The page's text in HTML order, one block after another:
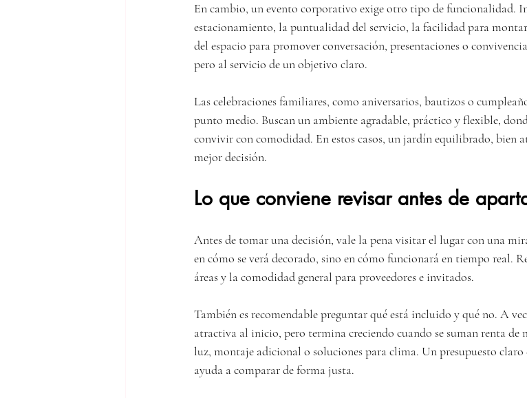
En cambio, un evento corporativo exige otro tipo de funcionalidad.
estacionamiento, la puntualidad del servicio, la facilidad para
del espacio para promover conversación, presentaciones o
pero al servicio de un objetivo claro.
Las celebraciones familiares, como aniversarios, bautizos o
punto medio. Buscan un ambiente agradable, práctico y flexible,
convivir con comodidad. En estos casos, un jardín equilibrado, bien
mejor decisión.
Lo que conviene revisar antes de
Antes de tomar una decisión, vale la pena visitar el lugar con una
en cómo se verá decorado, sino en cómo funcionará en tiempo real.
áreas y la comodidad general para proveedores e invitados.
También es recomendable preguntar qué está incluido y qué no. A
atractiva al inicio, pero termina creciendo cuando se suman renta
luz, montaje adicional o soluciones para clima. Un presupuesto claro
ayuda a comparar de forma justa.